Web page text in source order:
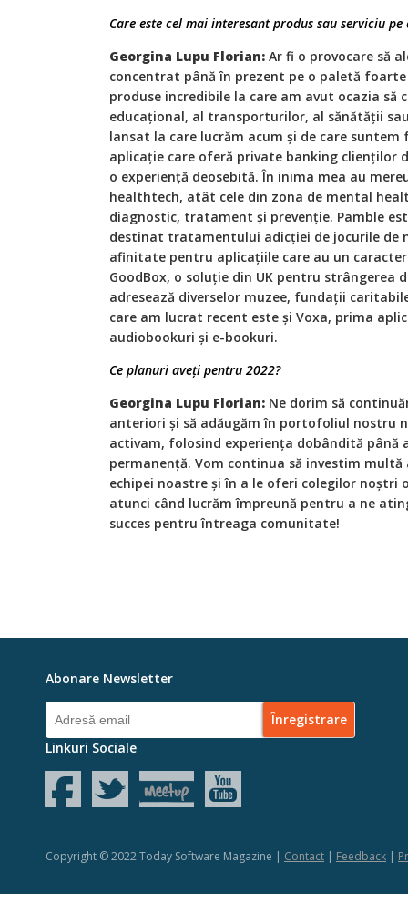
Care este cel mai interesant produs sau serviciu
Georgina Lupu Florian: Ar fi o provocare să
concentrat până în prezent pe o paletă
produse incredibile la care am avut ocazia
educațional, al transporturilor, al sănătății
lansat la care lucrăm acum și de care
aplicație care oferă private banking clienților
o experiență deosebită. În inima mea au
healthtech, atât cele din zona de mental
diagnostic, tratament și prevenție. Pamble
destinat tratamentului adicției de jocurile de
afinitate pentru aplicațiile care au un
GoodBox, o soluție din UK pentru strângerea
adresează diverselor muzee, fundații
care am lucrat recent este și Voxa, prima
audiobookuri și e-bookuri.
Ce planuri aveți pentru 2022?
Georgina Lupu Florian: Ne dorim să
anteriori și să adăugăm în portofoliul nostru
activam, folosind experiența dobândită până
permanență. Vom continua să investim
echipei noastre și în a le oferi colegilor noștri
atunci când lucrăm împreună pentru a ne
succes pentru întreaga comunitate!
Abonare Newsletter
Linkuri Sociale
Copyright © 2022 Today Software Magazine | Contact | Feedback |